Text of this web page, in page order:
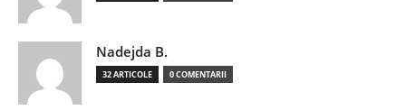
Nadejda B.
32 ARTICOLE 0 COMENTARII